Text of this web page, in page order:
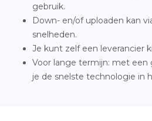
gebruik.
Down- en/of uploaden kan
snelheden.
Je kunt zelf een leverancier
Voor lange termijn: met een
je de snelste technologie in